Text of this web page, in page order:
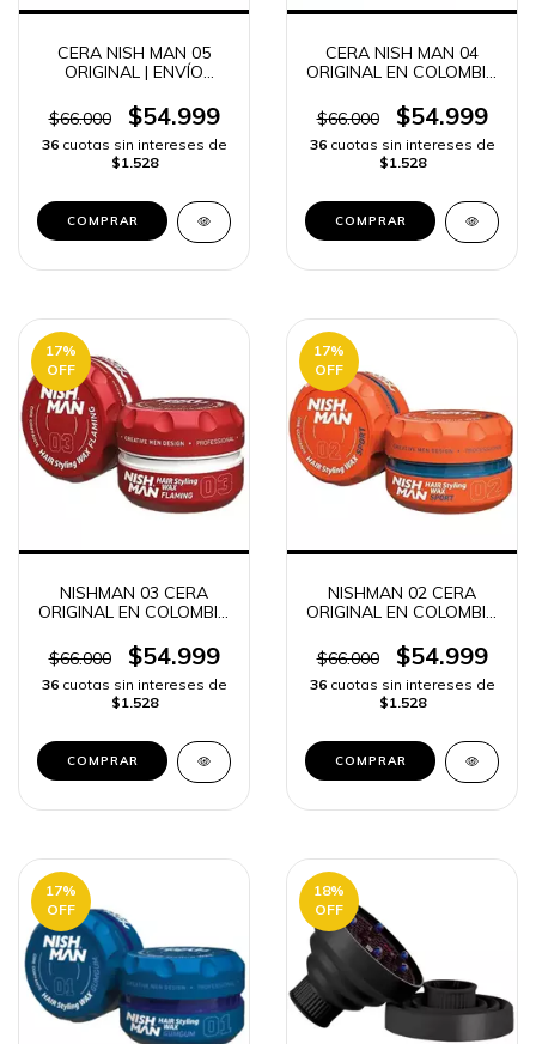
CERA NISH MAN 05
ORIGINAL | ENVÍO
$66.000
$54.999
36 cuotas sin intereses de
$1.528
CERA NISH MAN 04
ORIGINAL EN COLOMBIA
PROFESIONAL | ENVÍO
RÁPIDO
$66.000 $54.999
36 cuotas sin intereses de
$1.528
17%
OFF
NISHMAN 03 CERA
ORIGINAL EN COLOMBIA
PROFESIONAL | ENVÍO
RÁPIDO
$66.000 $54.999
36 cuotas sin intereses de
$1.528
17%
OFF
NISHMAN 02 CERA
ORIGINAL EN COLOMBIA
PROFESIONAL | ENVÍO
RÁPIDO
$66.000 $54.999
36 cuotas sin intereses de
$1.528
17%
OFF
18%
OFF